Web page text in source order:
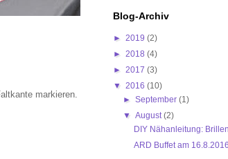
markieren.
Blog-Archiv
► 2019 (2)
► 2018 (4)
► 2017 (3)
▼ 2016 (10)
►September(1)
▼August(2)
DIY Nähanleitung:
ARD Buffet am 16.8.2016